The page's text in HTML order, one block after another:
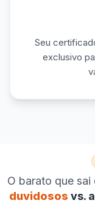
Seu
exclusivo
O barato que sai
duvidosos vs.